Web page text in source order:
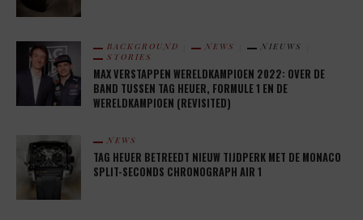
BACKGROUND NEWS
NIEUWS
STORIES
MAX VERSTAPPEN WERELDKAMPIOEN 2022: OVER DE
BAND TUSSEN TAG HEUER, FORMULE 1 EN DE
WERELDKAMPIOEN (REVISITED)
NEWS
TAG HEUER BETREEDT NIEUW TIJDPERK MET DE MONACO
SPLIT-SECONDS CHRONOGRAPH AIR 1